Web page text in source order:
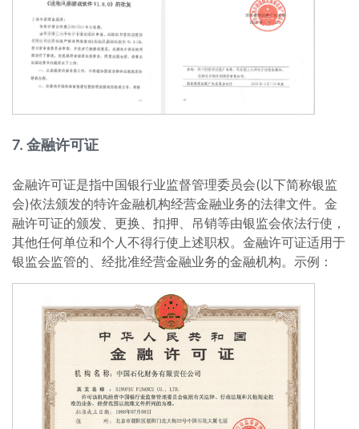
7. 金融许可证
金融许可证是指中国银行业监督管理委员会(以下简称银监
会)依法颁发的特许金融机构经营金融业务的法律文件。金
融许可证的颁发、更换、扣押、吊销等由银监会依法行使，
其他任何单位和个人不得行使上述职权。金融许可证适用于
银监会监管的、经批准经营金融业务的金融机构。示例：